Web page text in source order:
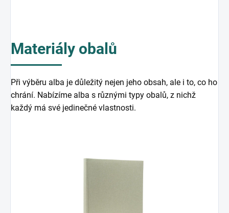
Materiály obalů
Při výběru alba je důležitý nejen jeho obsah, ale i to, co ho
chrání. Nabízíme alba s různými typy obalů, z nichž
každý má své jedinečné vlastnosti.